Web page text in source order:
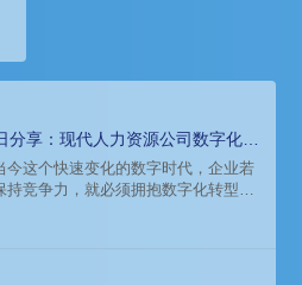
分享：现代人力资源公司数字化转
新策略
今这个快速变化的数字时代，企业若
持竞争力，就必须拥抱数字化转型。